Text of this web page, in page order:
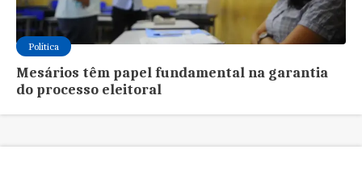
Política
Mesários têm papel fundamental na garantia
do processo eleitoral